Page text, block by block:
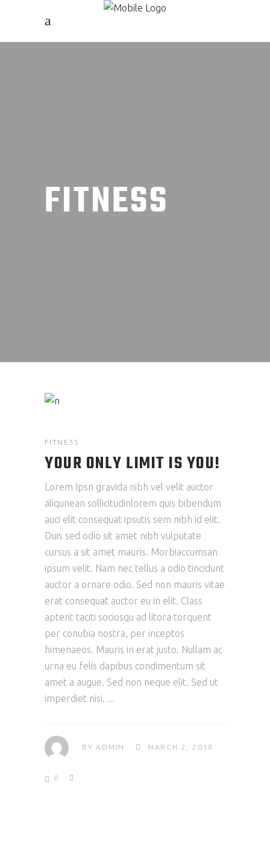
FITNESS
FITNESS
YOUR ONLY LIMIT IS YOU!
Lorem Ipsn gravida nibh vel velit auctor
aliqunean sollicitudinlorem quis bibendum
auci elit consequat ipsutis sem nibh id elit.
Duis sed odio sit amet nibh vulputate
cursus a sit amet mauris. Morbiaccumsan
ipsum velit. Nam nec tellus a odio tincidunt
auctor a ornare odio. Sed non mauris vitae
erat consequat auctor eu in elit. Class
aptent taciti sociosqu ad litora torquent
per conubia nostra, per inceptos
himenaeos. Mauris in erat justo. Nullam ac
urna eu felis dapibus condimentum sit
amet a augue. Sed non neque elit. Sed ut
imperdiet nisi.
BYADMIN MARCH 2, 2018
0